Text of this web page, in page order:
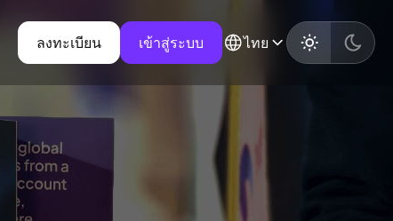
ลงทะเบียน เข้าสู่ระบบ ไทย